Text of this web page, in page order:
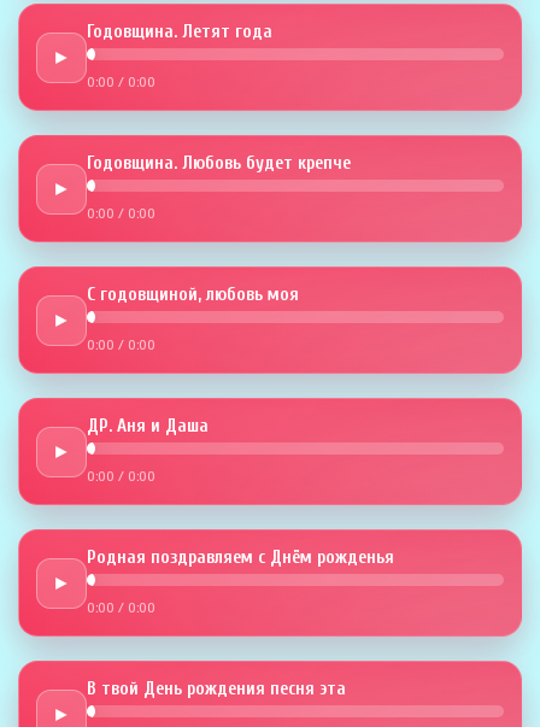
►
Годовщина. Летят года
0:00 / 0:00
►
Годовщина. Любовь будет крепче
0:00 / 0:00
►
С годовщиной, любовь моя
0:00 / 0:00
►
ДР. Аня и Даша
0:00 / 0:00
►
Родная поздравляем с Днём рожденья
0:00 / 0:00
►
В твой День рождения песня эта